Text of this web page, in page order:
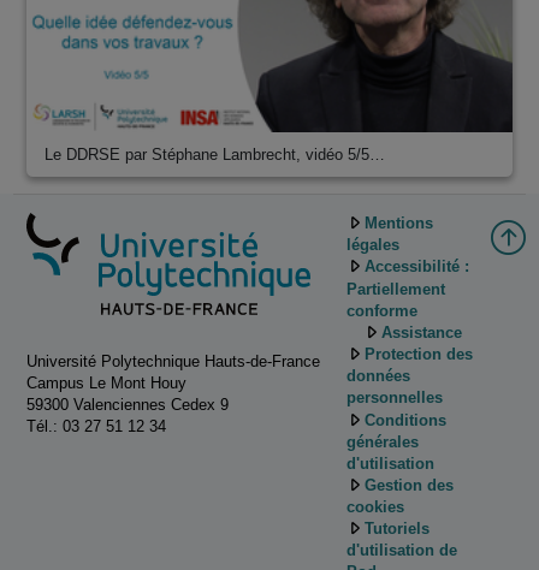
Le DDRSE par Stéphane Lambrecht, vidéo 5/5…
Université Polytechnique Hauts-de-France
Campus Le Mont Houy
59300 Valenciennes Cedex 9
Tél.: 03 27 51 12 34
Mentions
légales
Accessibilité :
Partiellement
conforme
Assistance
Protection des
données
personnelles
Conditions
générales
d'utilisation
Gestion des
cookies
Tutoriels
d'utilisation de